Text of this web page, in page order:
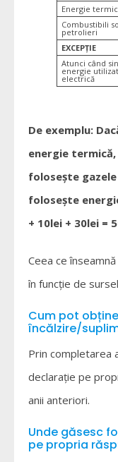
Energie
Combustibili
petrolieri
EXCEPȚIE
Atunci când
energie
electrică
De exemplu:
energie
folosește
folosește
+ 10lei + 30lei =
Ceea ce
în funcție de
Cum pot
încălzire/
Prin completarea
declarație pe
anii anteriori.
Unde găsesc
pe propria